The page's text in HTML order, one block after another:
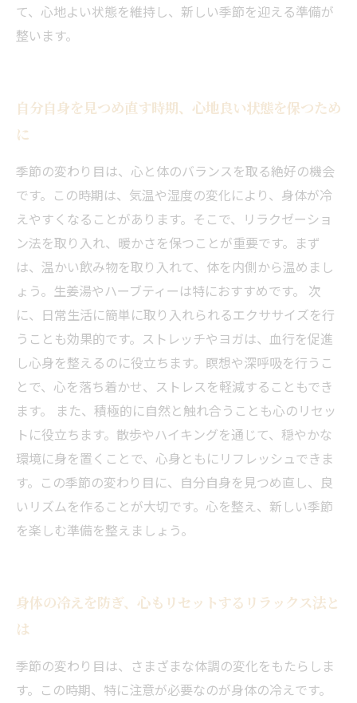
て、心地よい状態を維持し、新しい季節を迎える準備が
整います。
自分自身を見つめ直す時期、心地良い状態を保つため
に
季節の変わり目は、心と体のバランスを取る絶好の機会
です。この時期は、気温や湿度の変化により、身体が冷
えやすくなることがあります。そこで、リラクゼーショ
ン法を取り入れ、暖かさを保つことが重要です。まず
は、温かい飲み物を取り入れて、体を内側から温めまし
ょう。生姜湯やハーブティーは特におすすめです。 次
に、日常生活に簡単に取り入れられるエクササイズを行
うことも効果的です。ストレッチやヨガは、血行を促進
し心身を整えるのに役立ちます。瞑想や深呼吸を行うこ
とで、心を落ち着かせ、ストレスを軽減することもでき
ます。 また、積極的に自然と触れ合うことも心のリセッ
トに役立ちます。散歩やハイキングを通じて、穏やかな
環境に身を置くことで、心身ともにリフレッシュできま
す。この季節の変わり目に、自分自身を見つめ直し、良
いリズムを作ることが大切です。心を整え、新しい季節
を楽しむ準備を整えましょう。
身体の冷えを防ぎ、心もリセットするリラックス法と
は
季節の変わり目は、さまざまな体調の変化をもたらしま
す。この時期、特に注意が必要なのが身体の冷えです。